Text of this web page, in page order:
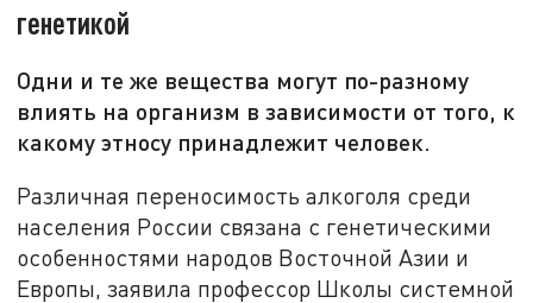
генетикой
Одни и те же вещества могут по-разному
влиять на организм в зависимости от того, к
какому этносу принадлежит человек.
Различная переносимость алкоголя среди
населения России связана с генетическими
особенностями народов Восточной Азии и
Европы, заявила профессор Школы системной